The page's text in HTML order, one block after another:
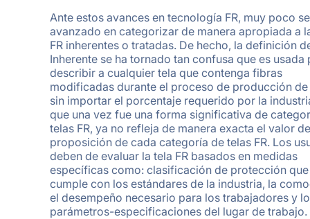
Ante estos avances en tecnología FR, muy poco
avanzado en categorizar de manera apropiada a
FR inherentes o tratadas. De hecho, la definición
Inherente se ha tornado tan confusa que es usada
describir a cualquier tela que contenga fibras
modificadas durante el proceso de producción
sin importar el porcentaje requerido por la
que una vez fue una forma significativa de
telas FR, ya no refleja de manera exacta el valor de
proposición de cada categoría de telas FR. Los
deben de evaluar la tela FR basados en medidas
específicas como: clasificación de protección que
cumple con los estándares de la industria, la
el desempeño necesario para los trabajadores y
parámetros-especificaciones del lugar de trabajo.